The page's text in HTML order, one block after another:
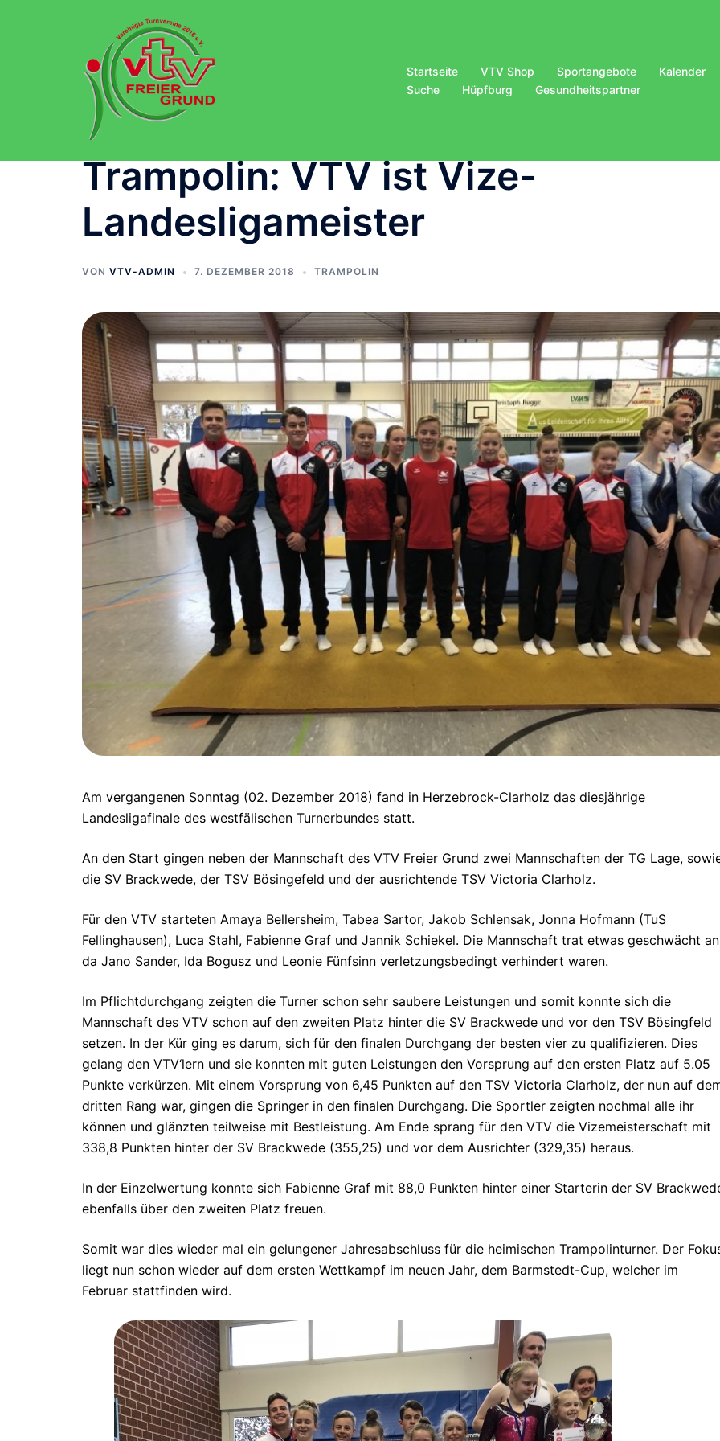
Startseite VTV Shop Sportangebote
Kalender
Suche
Hüpfburg Gesundheitspartner
Trampolin: VTV ist Vize-
Landesligameister
VON VTV-ADMIN 7. DEZEMBER 2018 TRAMPOLIN
Am vergangenen Sonntag (02. Dezember 2018) fand in Herzebrock-Clarholz das diesjährige
Landesligafinale des westfälischen Turnerbundes statt.
An den Start gingen neben der Mannschaft des VTV Freier Grund zwei Mannschaften der TG Lage,
die SV Brackwede, der TSV Bösingefeld und der ausrichtende TSV Victoria Clarholz.
Für den VTV starteten Amaya Bellersheim, Tabea Sartor, Jakob Schlensak, Jonna Hofmann (TuS
Fellinghausen), Luca Stahl, Fabienne Graf und Jannik Schiekel. Die Mannschaft trat etwas geschwächt
da Jano Sander, Ida Bogusz und Leonie Fünfsinn verletzungsbedingt verhindert waren.
Im Pflichtdurchgang zeigten die Turner schon sehr saubere Leistungen und somit konnte sich die
Mannschaft des VTV schon auf den zweiten Platz hinter die SV Brackwede und vor den TSV Bösingfeld
setzen. In der Kür ging es darum, sich für den finalen Durchgang der besten vier zu qualifizieren. Dies
gelang den VTV‘lern und sie konnten mit guten Leistungen den Vorsprung auf den ersten Platz auf 5.05
Punkte verkürzen. Mit einem Vorsprung von 6,45 Punkten auf den TSV Victoria Clarholz, der nun auf
dritten Rang war, gingen die Springer in den finalen Durchgang. Die Sportler zeigten nochmal alle ihr
können und glänzten teilweise mit Bestleistung. Am Ende sprang für den VTV die Vizemeisterschaft mit
338,8 Punkten hinter der SV Brackwede (355,25) und vor dem Ausrichter (329,35) heraus.
In der Einzelwertung konnte sich Fabienne Graf mit 88,0 Punkten hinter einer Starterin der SV
ebenfalls über den zweiten Platz freuen.
Somit war dies wieder mal ein gelungener Jahresabschluss für die heimischen Trampolinturner. Der
liegt nun schon wieder auf dem ersten Wettkampf im neuen Jahr, dem Barmstedt-Cup, welcher im
Februar stattfinden wird.